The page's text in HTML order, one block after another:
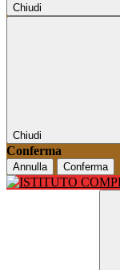
Chiudi
Chiudi
Conferma
Annulla Conferma